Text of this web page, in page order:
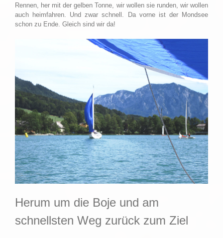
Rennen, her mit der gelben Tonne, wir wollen sie runden, wir wollen
auch heimfahren. Und zwar schnell. Da vorne ist der Mondsee
schon zu Ende. Gleich sind wir da!
Herum um die Boje und am
schnellsten Weg zurück zum Ziel